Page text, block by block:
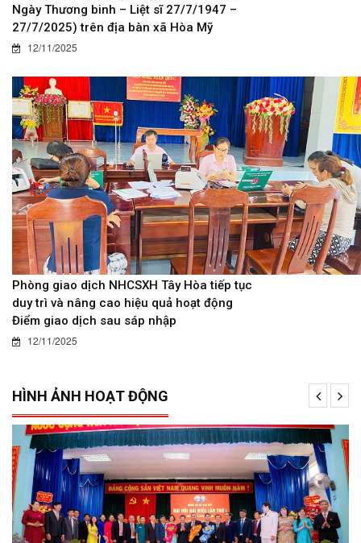
Ngày Thương binh – Liệt sĩ 27/7/1947 –
27/7/2025) trên địa bàn xã Hòa Mỹ
12/11/2025
Phòng giao dịch NHCSXH Tây Hòa tiếp tục
duy trì và nâng cao hiệu quả hoạt động
Điểm giao dịch sau sáp nhập
12/11/2025
HÌNH ẢNH HOẠT ĐỘNG